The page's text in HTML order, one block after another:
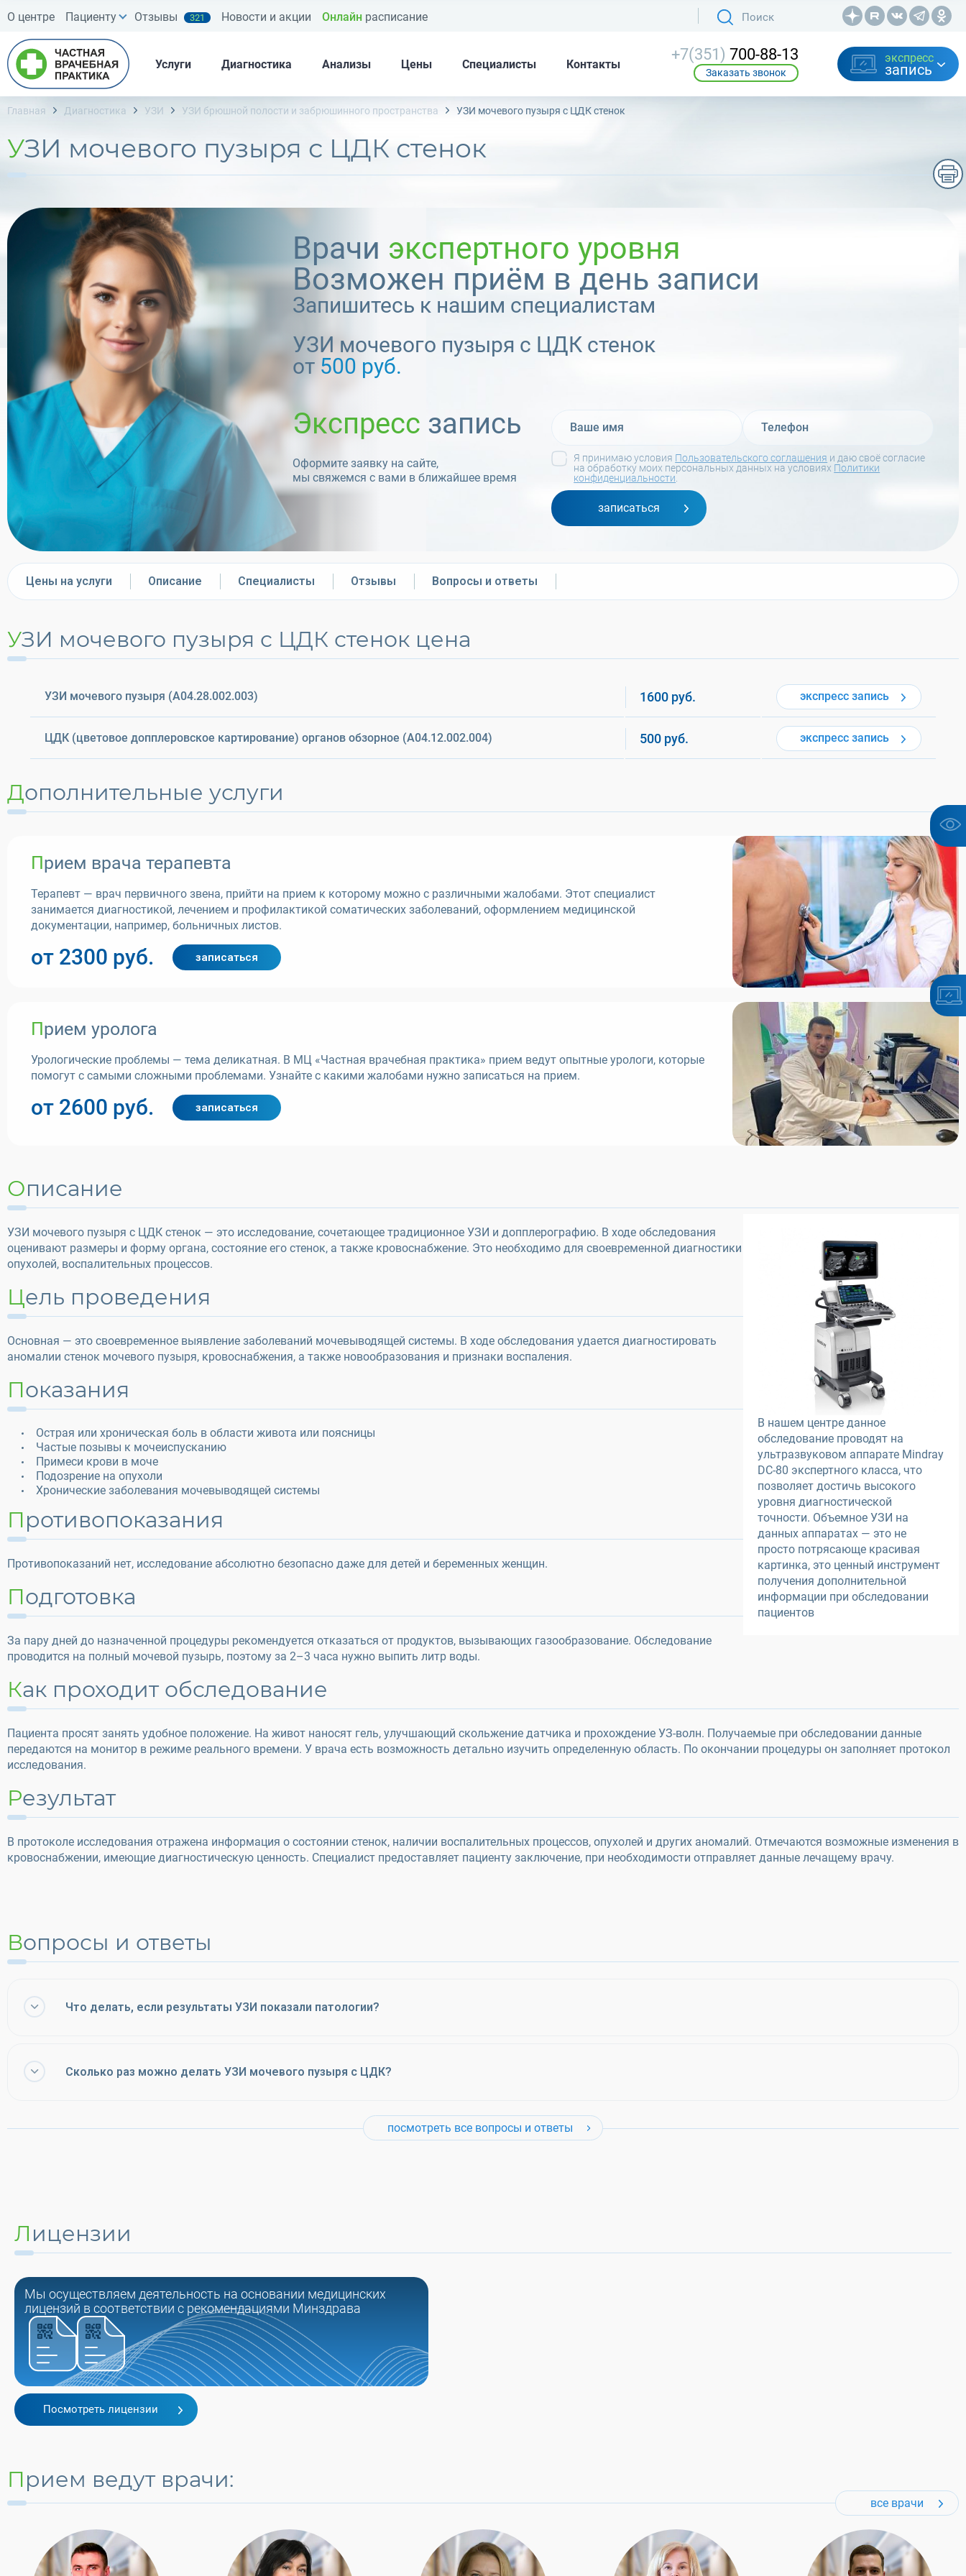
О центре Пациенту Отзывы 321 Новости и акции Онлайн расписание
Услуги Диагностика Анализы Цены Специалисты Контакты
+7(351) 700-88-13
Заказать звонок
экспресс
запись
Главная Диагностика УЗИ УЗИ брюшной полости и забрюшинного пространства УЗИ мочевого пузыря с ЦДК стенок
УЗИ мочевого пузыря с ЦДК стенок
Врачи экспертного уровня
Возможен приём в день записи
Запишитесь к нашим специалистам
УЗИ мочевого пузыря с ЦДК стенок
от 500 руб.
Экспресс запись
Оформите заявку на сайте,
мы свяжемся с вами в ближайшее время
записаться
Я принимаю условия Пользовательского соглашения и даю своё согласие
на обработку моих персональных данных на условиях Политики
конфиденциальности
Цены на услуги Описание Специалисты Отзывы Вопросы и ответы
УЗИ мочевого пузыря с ЦДК стенок цена
УЗИ мочевого пузыря (A04.28.002.003) 1600 руб. экспресс запись
ЦДК (цветовое допплеровское картирование) органов обзорное (A04.12.002.004) 500 руб. экспресс запись
Дополнительные услуги
Прием врача терапевта
Терапевт — врач первичного звена, прийти на прием к которому можно с различными жалобами. Этот специалист
занимается диагностикой, лечением и профилактикой соматических заболеваний, оформлением медицинской
документации, например, больничных листов.
от 2300 руб. записаться
Прием уролога
Урологические проблемы — тема деликатная. В МЦ «Частная врачебная практика» прием ведут опытные урологи, которые
помогут с самыми сложными проблемами. Узнайте с какими жалобами нужно записаться на прием.
от 2600 руб. записаться
В нашем центре данное
обследование проводят на
ультразвуковом аппарате Mindray
DC-80 экспертного класса, что
позволяет достичь высокого
уровня диагностической
точности. Объемное УЗИ на
данных аппаратах — это не
просто потрясающе красивая
картинка, это ценный инструмент
получения дополнительной
информации при обследовании
пациентов
Описание
УЗИ мочевого пузыря с ЦДК стенок — это исследование, сочетающее традиционное УЗИ и допплерографию. В ходе обследования
оценивают размеры и форму органа, состояние его стенок, а также кровоснабжение. Это необходимо для своевременной диагностики
опухолей, воспалительных процессов.
Цель проведения
Основная — это своевременное выявление заболеваний мочевыводящей системы. В ходе обследования удается диагностировать
аномалии стенок мочевого пузыря, кровоснабжения, а также новообразования и признаки воспаления.
Показания
Острая или хроническая боль в области живота или поясницы
Частые позывы к мочеиспусканию
Примеси крови в моче
Подозрение на опухоли
Хронические заболевания мочевыводящей системы
Противопоказания
Противопоказаний нет, исследование абсолютно безопасно даже для детей и беременных женщин.
Подготовка
За пару дней до назначенной процедуры рекомендуется отказаться от продуктов, вызывающих газообразование. Обследование
проводится на полный мочевой пузырь, поэтому за 2–3 часа нужно выпить литр воды.
Как проходит обследование
Пациента просят занять удобное положение. На живот наносят гель, улучшающий скольжение датчика и прохождение УЗ-волн. Получаемые при обследовании данные
передаются на монитор в режиме реального времени. У врача есть возможность детально изучить определенную область. По окончании процедуры он заполняет протокол
исследования.
Результат
В протоколе исследования отражена информация о состоянии стенок, наличии воспалительных процессов, опухолей и других аномалий. Отмечаются возможные изменения в
кровоснабжении, имеющие диагностическую ценность. Специалист предоставляет пациенту заключение, при необходимости отправляет данные лечащему врачу.
Вопросы и ответы
Что делать, если результаты УЗИ показали патологии?
Сколько раз можно делать УЗИ мочевого пузыря с ЦДК?
посмотреть все вопросы и ответы
Лицензии
Мы осуществляем деятельность на основании медицинских
лицензий в соответствии с рекомендациями Минздрава
Посмотреть лицензии
Прием ведут врачи:
все врачи